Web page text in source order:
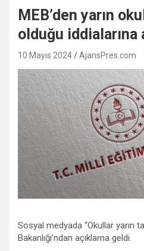
MEB’den yarın
olduğu iddialarına
10 Mayıs 2024 AjansPres.com
Sosyal medyada “Okullar yarın
Bakanlığı’ndan açıklama geldi.